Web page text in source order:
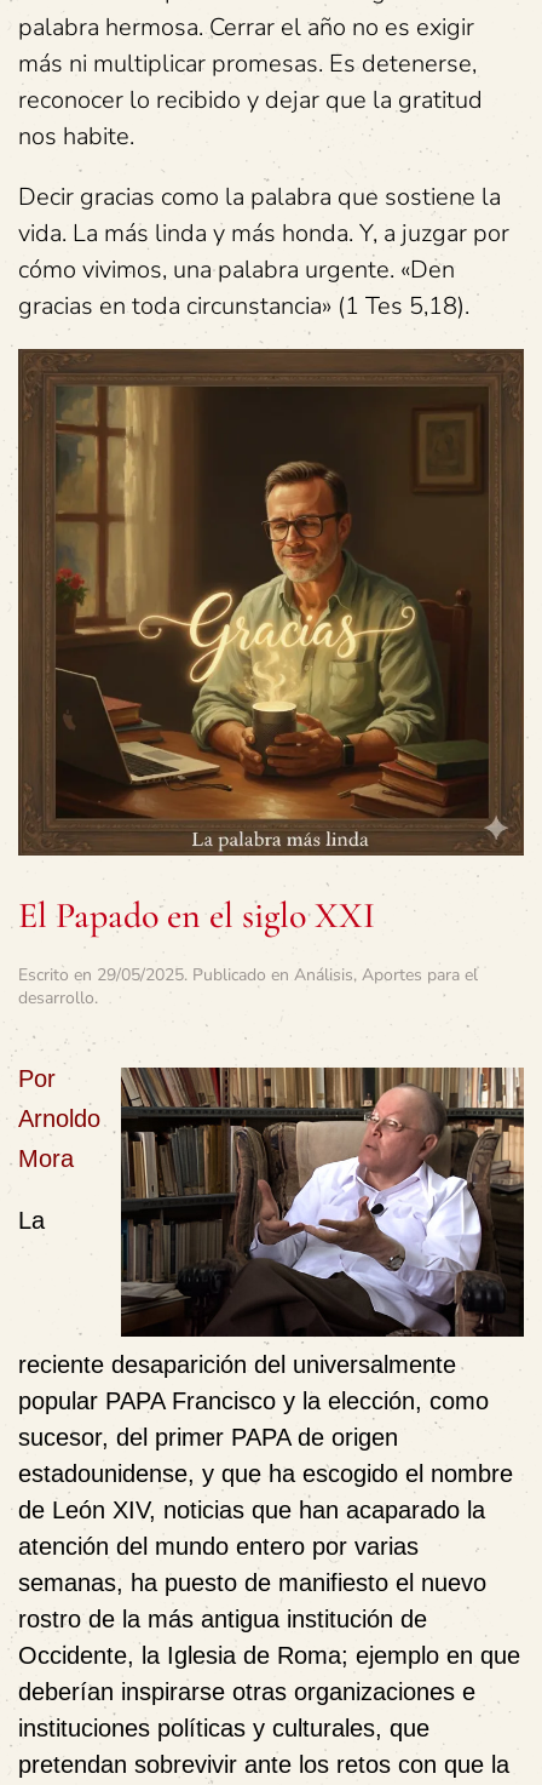
palabra hermosa. Cerrar el año no es exigir
más ni multiplicar promesas. Es detenerse,
reconocer lo recibido y dejar que la gratitud
nos habite.
Decir gracias como la palabra que sostiene la
vida. La más linda y más honda. Y, a juzgar por
cómo vivimos, una palabra urgente. «Den
gracias en toda circunstancia» (1 Tes 5,18).
El Papado en el siglo XXI
Escrito en 29/05/2025. Publicado en Análisis, Aportes para el
desarrollo.
Por
Arnoldo
Mora
La
reciente desaparición del universalmente
popular PAPA Francisco y la elección, como
sucesor, del primer PAPA de origen
estadounidense, y que ha escogido el nombre
de León XIV, noticias que han acaparado la
atención del mundo entero por varias
semanas, ha puesto de manifiesto el nuevo
rostro de la más antigua institución de
Occidente, la Iglesia de Roma; ejemplo en que
deberían inspirarse otras organizaciones e
instituciones políticas y culturales, que
pretendan sobrevivir ante los retos con que la